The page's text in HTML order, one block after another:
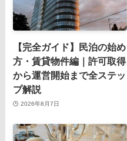
【完全ガイド】民泊の始め
方・賃貸物件編｜許可取得
から運営開始まで全ステッ
プ解説
2026年8月7日